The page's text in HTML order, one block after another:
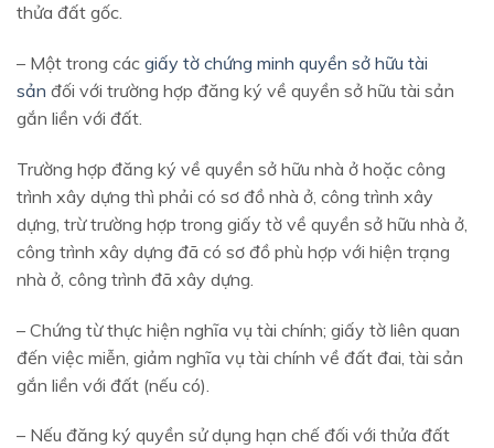
thửa đất gốc.
– Một trong các giấy tờ chứng minh quyền sở hữu tài
sản đối với trường hợp đăng ký về quyền sở hữu tài sản
gắn liền với đất.
Trường hợp đăng ký về quyền sở hữu nhà ở hoặc công
trình xây dựng thì phải có sơ đồ nhà ở, công trình xây
dựng, trừ trường hợp trong giấy tờ về quyền sở hữu nhà ở,
công trình xây dựng đã có sơ đồ phù hợp với hiện trạng
nhà ở, công trình đã xây dựng.
– Chứng từ thực hiện nghĩa vụ tài chính; giấy tờ liên quan
đến việc miễn, giảm nghĩa vụ tài chính về đất đai, tài sản
gắn liền với đất (nếu có).
– Nếu đăng ký quyền sử dụng hạn chế đối với thửa đất